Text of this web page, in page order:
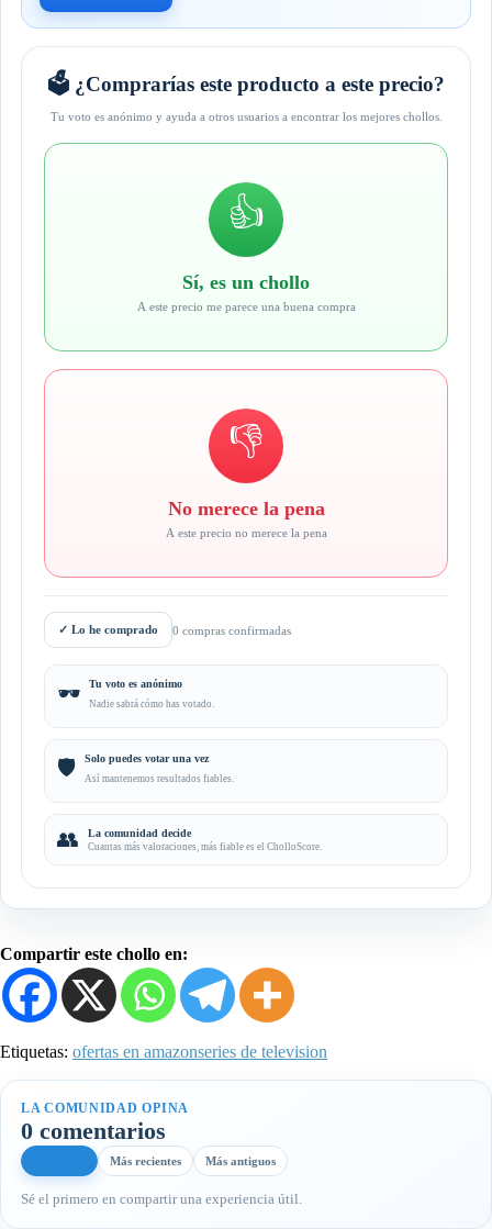
🗳️ ¿Comprarías este producto a este precio?
Tu voto es anónimo y ayuda a otros usuarios a encontrar los mejores chollos.
👍
Sí, es un chollo
A este precio me parece una buena compra
👎
No merece la pena
A este precio no merece la pena
✓ Lo he comprado 0 compras confirmadas
🕶️ Tu voto es anónimo
Nadie sabrá cómo has votado.
🛡️ Solo puedes votar una vez
Así mantenemos resultados fiables.
👥 La comunidad decide
Cuantas más valoraciones, más fiable es el CholloScore.
Compartir este chollo en:
Etiquetas: ofertas en amazonseries de television
LA COMUNIDAD OPINA
0 comentarios
Más recientes Más antiguos
Sé el primero en compartir una experiencia útil.